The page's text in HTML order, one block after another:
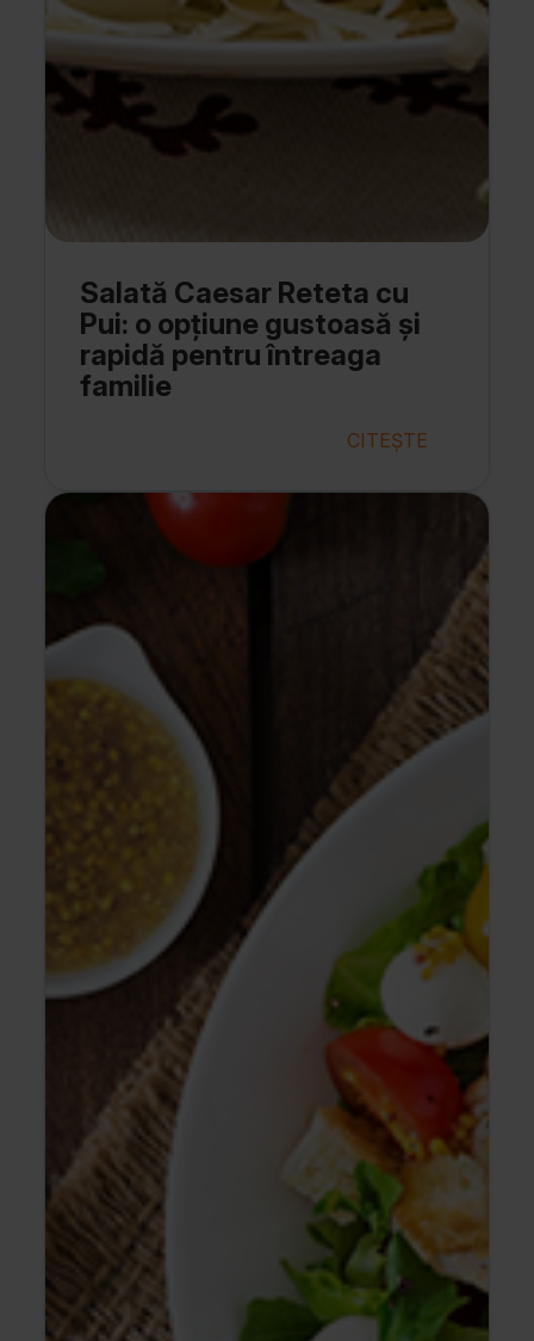
Salată Caesar Reteta cu
Pui: o opțiune gustoasă și
rapidă pentru întreaga
familie
CITEȘTE